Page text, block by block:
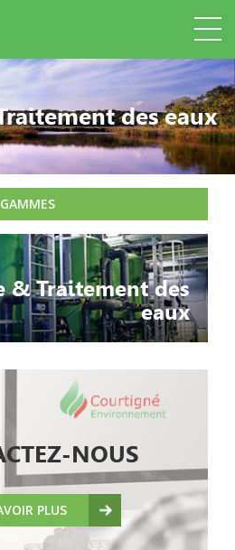
des eaux
& Traitement des
eaux
NOUS
PLUS